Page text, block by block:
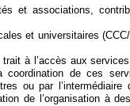
et associations,
et universitaires
à l’accès aux
de ces
ou par
de l’organisation à